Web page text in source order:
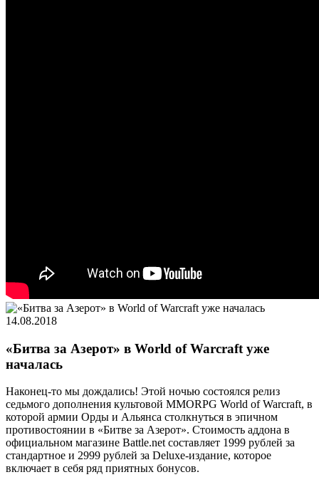
14.08.2018
«Битва за Азерот» в World of Warcraft уже
началась
Наконец-то мы дождались! Этой ночью состоялся релиз
седьмого дополнения культовой MMORPG World of Warcraft, в
которой армии Орды и Альянса столкнуться в эпичном
противостоянии в «Битве за Азерот». Стоимость аддона в
официальном магазине Battle.net составляет 1999 рублей за
стандартное и 2999 рублей за Deluxe-издание, которое
включает в себя ряд приятных бонусов.